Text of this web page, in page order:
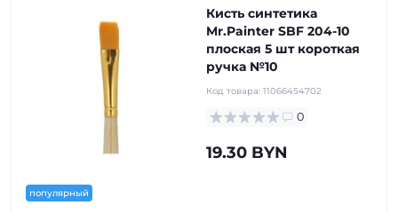
популярный
Кисть синтетика
Mr.Painter SBF 204-10
плоская 5 шт короткая
ручка №10
Код товара: 11066454702
0
19.30 BYN